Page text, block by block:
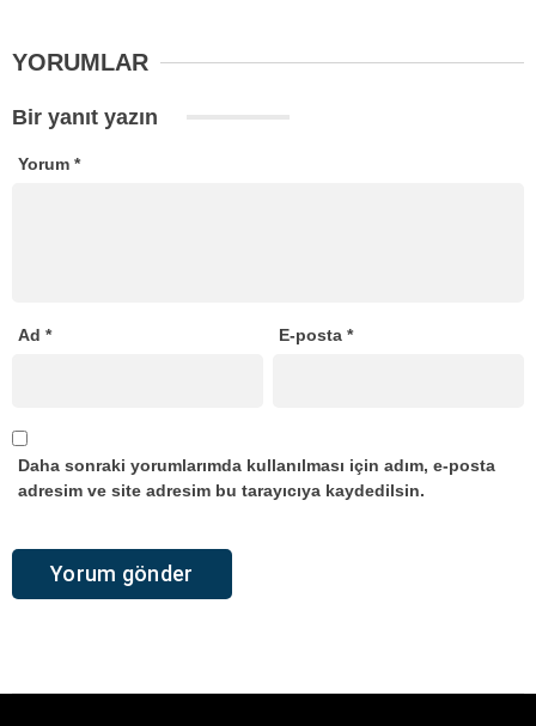
YORUMLAR
Bir yanıt yazın
Yorum *
Ad * E-posta*
Daha sonraki yorumlarımda kullanılması için adım, e-posta
adresim ve site adresim bu tarayıcıya kaydedilsin.